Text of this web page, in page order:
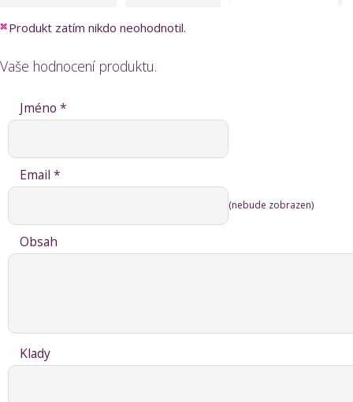
Produkt zatím nikdo neohodnotil.
Vaše hodnocení produktu.
Jméno *
Email *
(nebude zobrazen)
Obsah
Klady